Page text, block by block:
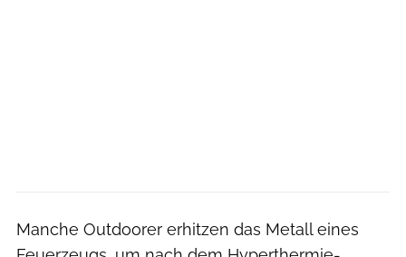
Manche Outdoorer erhitzen das Metall eines